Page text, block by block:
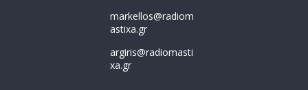
markellos@radiom
astixa.gr
argiris@radiomasti
xa.gr